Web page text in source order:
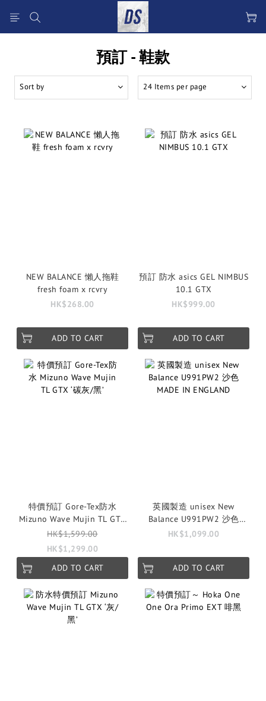
預訂 - 鞋款
Sort by 24 Items per page
NEW BALANCE 懶人拖鞋
fresh foam x rcvry
HK$268.00
ADD TO CART
預訂 防水 asics GEL NIMBUS
10.1 GTX
HK$999.00
ADD TO CART
特價預訂 Gore-Tex防水
Mizuno Wave Mujin TL GTX
‘碳灰/黑’
HK$1,599.00
HK$1,299.00
ADD TO CART
英國製造 unisex New
Balance U991PW2 沙色
MADE IN ENGLAND
HK$1,099.00
ADD TO CART